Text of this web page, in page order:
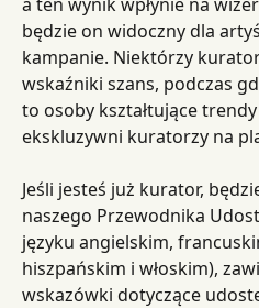
będzie on widoczny dla
kampanie. Niektórzy
wskaźniki szans, podczas
to osoby kształtujące
ekskluzywni kuratorzy na
Jeśli jesteś już kurator,
naszego Przewodnika
języku angielskim,
hiszpańskim i włoskim),
wskazówki dotyczące